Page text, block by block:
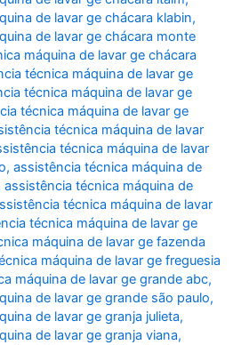
de lavar ge chácara klabin,
de lavar ge chácara monte
máquina de lavar ge chácara
técnica máquina de lavar ge
técnica máquina de lavar ge
técnica máquina de lavar ge
técnica máquina de lavar
técnica máquina de lavar
,assistência técnica máquina de
assistência técnica máquina de
técnica máquina de lavar
técnica máquina de lavar ge
máquina de lavar ge fazenda
máquina de lavar ge freguesia
máquina de lavar ge grande abc,
de lavar ge grande são paulo,
de lavar ge granja julieta,
de lavar ge granja viana,